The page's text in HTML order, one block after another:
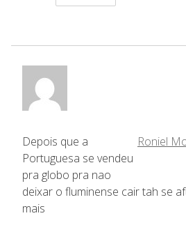
Roniel
Depois que a
Portuguesa se vendeu
pra globo pra nao
deixar o fluminense cair tah se
mais